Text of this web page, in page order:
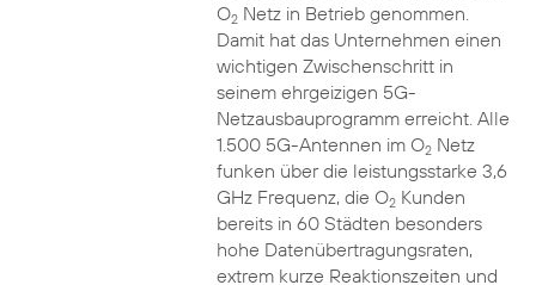
O2Netz in Betrieb genommen.
Damit hat das Unternehmen einen
wichtigen Zwischenschritt in
seinem ehrgeizigen 5G-
Netzausbauprogramm erreicht. Alle
1.500 5G-Antennen im O2Netz
funken über die leistungsstarke 3,6
GHz Frequenz, die O2Kunden
bereits in 60 Städten besonders
hohe Datenübertragungsraten,
extrem kurze Reaktionszeiten und